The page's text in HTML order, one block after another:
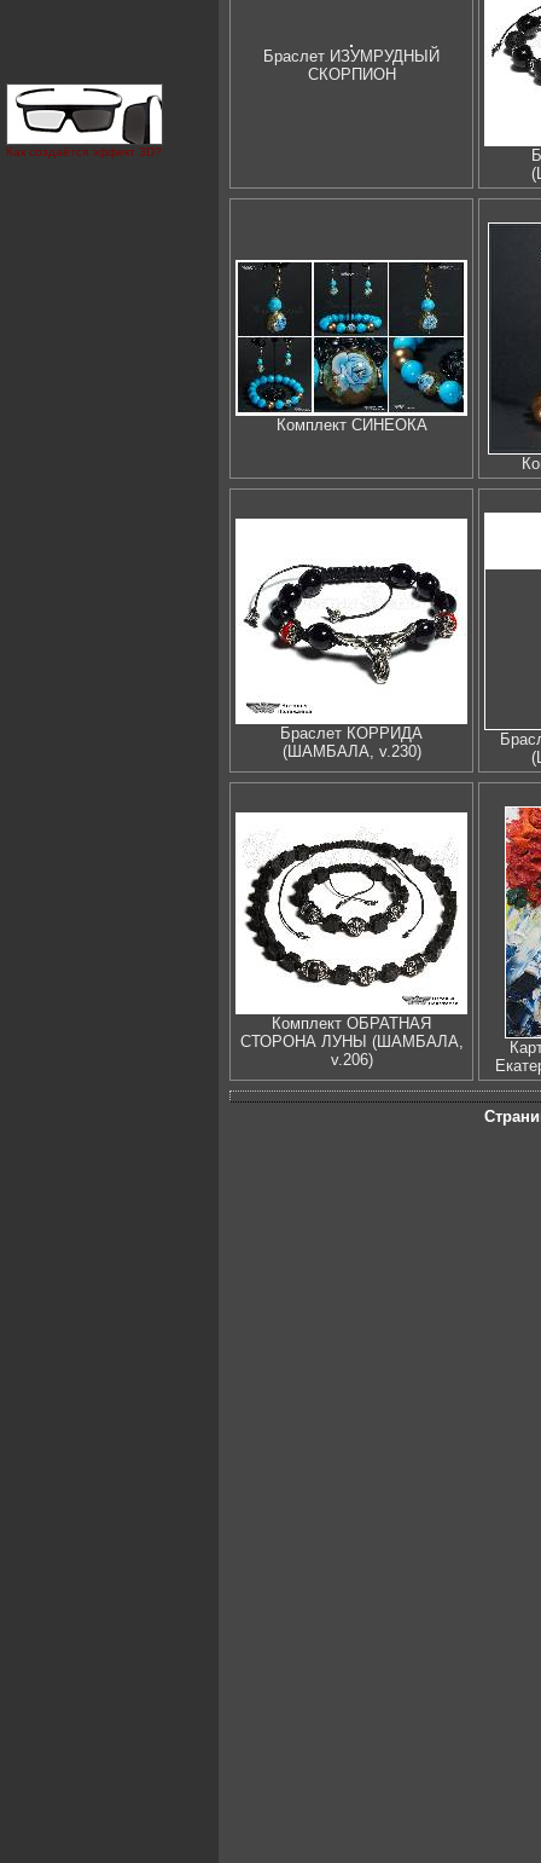
Как создаётся эффект 3D?
Браслет ИЗУМРУДНЫЙ
СКОРПИОН
Комплект СИНЕОКА
Браслет КОРРИДА
(ШАМБАЛА, v.230)
Комплект ОБРАТНАЯ
СТОРОНА ЛУНЫ (ШАМБАЛА,
v.206)